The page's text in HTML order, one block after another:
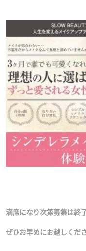
満席になり次第募集は終
ぜひお早めにお越しくださ